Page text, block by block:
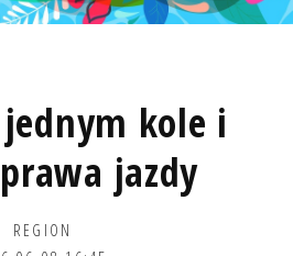
jednym kole i
jazdy
REGION